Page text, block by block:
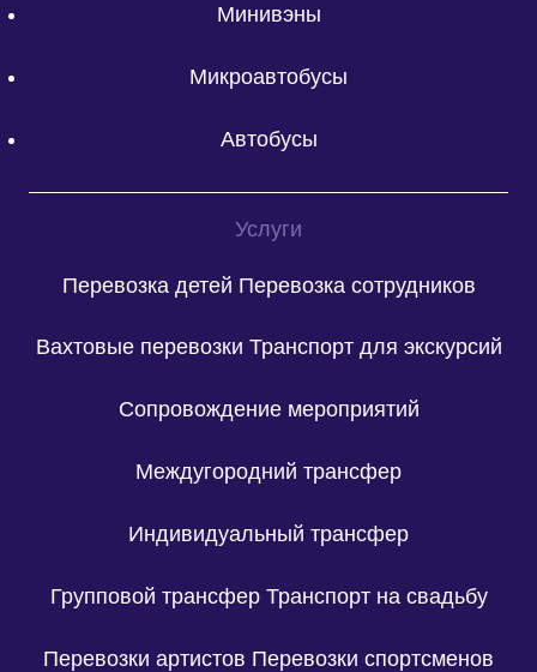
Минивэны
Микроавтобусы
Автобусы
Услуги
Перевозка детей Перевозка сотрудников
Вахтовые перевозки Транспорт для экскурсий
Сопровождение мероприятий
Междугородний трансфер
Индивидуальный трансфер
Групповой трансфер Транспорт на свадьбу
Перевозки артистов Перевозки спортсменов